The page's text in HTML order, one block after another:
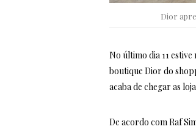
Dior
No último dia 11
boutique Dior do
acaba de chegar as
De acordo com Raf